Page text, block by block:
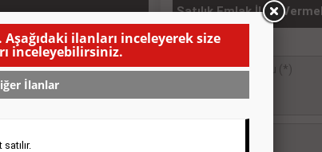
SÜRESİ
Satılık Emlak İlanı
ilanları inceleyerek size
inceleyebilirsiniz.
İlanlar